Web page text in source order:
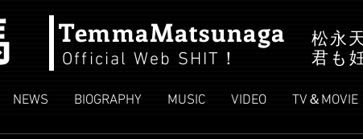
TemmaMatsunaga
Official Web SHIT ！
松永
君も
NEWS BIOGRAPHY MUSIC VIDEO TV＆MOVIE